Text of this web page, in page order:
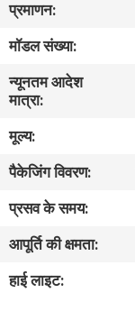
हमारे
बारे
में
कारखाना
भ्रमण
गुणवत्ता
नियंत्रण
प्रमाणन:
मॉडल संख्या:
न्यूनतम आदेश
मात्रा:
मूल्य:
पैकेजिंग विवरण:
प्रसव के समय:
आपूर्ति की क्षमता:
हाई लाइट: